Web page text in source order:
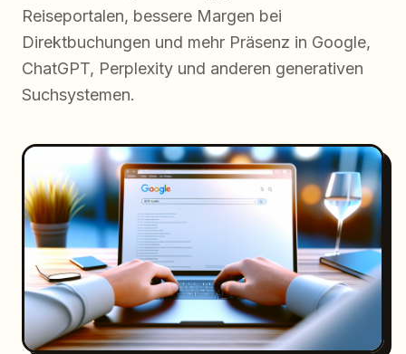
Reiseportalen, bessere Margen bei
Direktbuchungen und mehr Präsenz in Google,
ChatGPT, Perplexity und anderen generativen
Suchsystemen.